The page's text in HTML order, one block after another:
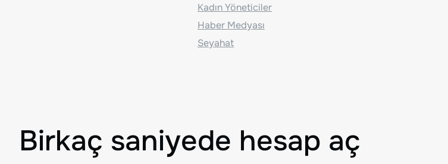
Kadın Yöneticiler
Haber Medyası
Seyahat
Birkaç saniyede hesap aç